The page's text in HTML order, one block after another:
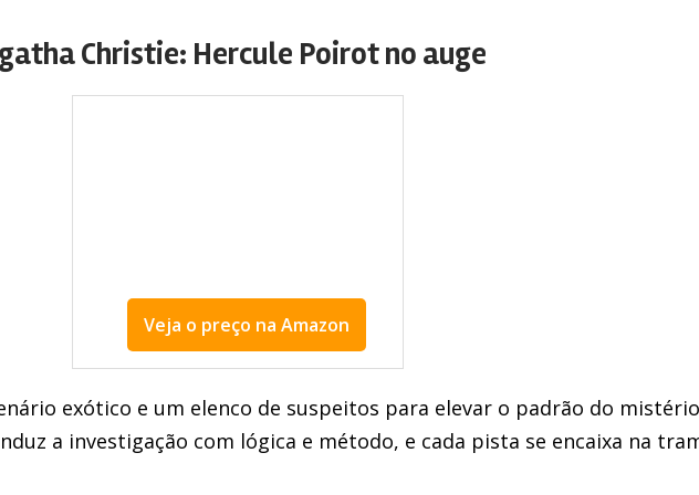
Christie: Hercule Poirot no auge
Veja o preço na Amazon
exótico e um elenco de suspeitos para elevar o padrão do mistério
a investigação com lógica e método, e cada pista se encaixa na